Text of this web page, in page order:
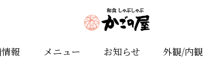
報 メニュー お知らせ 外観/内観